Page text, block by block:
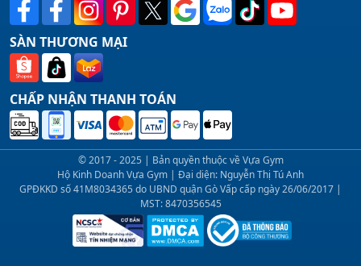
SÀN THƯƠNG MẠI
CHẤP NHẬN THANH TOÁN
© 2017 - 2025 | Bản quyền thuộc về Vựa Gym
Hộ Kinh Doanh Vựa Gym | Đại diện: Nguyễn Thị Tú Anh
GPĐKKD số 41M8034365 do UBND quận Gò Vấp cấp ngày 26/06/2017 |
MST: 8470356545